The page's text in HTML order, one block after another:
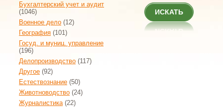
Бухгалтерский учет и аудит
(1046)
Военное дело (12)
География (101)
Госуд. и муниц. управление
(196)
Делопроизводство (117)
Другое (92)
Естествознание (50)
Животноводство (24)
Журналистика(22)
ИСКАТЬ